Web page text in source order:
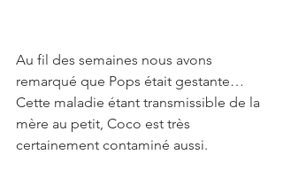
Au fil des semaines nous avons
remarqué que Pops était gestante…
Cette maladie étant transmissible de la
mère au petit, Coco est très
certainement contaminé aussi.